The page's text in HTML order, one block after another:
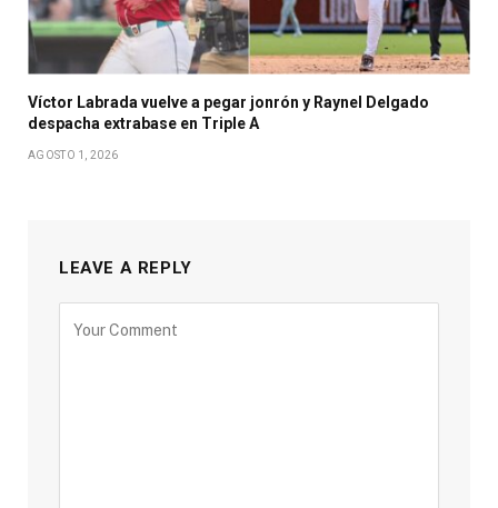
Víctor Labrada vuelve a pegar jonrón y Raynel Delgado
despacha extrabase en Triple A
AGOSTO 1, 2026
LEAVE A REPLY